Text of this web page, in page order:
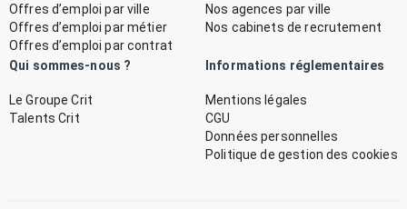
Offres d’emploi par ville
Offres d’emploi par métier
Offres d’emploi par contrat
Nos agences par ville
Nos cabinets de recrutement
Qui sommes-nous ?
Le Groupe Crit
Talents Crit
Informations réglementaires
Mentions légales
CGU
Données personnelles
Politique de gestion des cookies